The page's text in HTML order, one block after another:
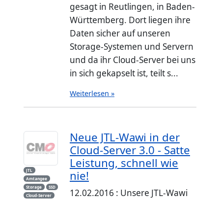
gesagt in Reutlingen, in Baden-
Württemberg. Dort liegen ihre
Daten sicher auf unseren
Storage-Systemen und Servern
und da ihr Cloud-Server bei uns
in sich gekapselt ist, teilt s...
Weiterlesen »
JTL
Amtangee
Storage
SSD
Cloud-Server
Neue JTL-Wawi in der
Cloud-Server 3.0 - Satte
Leistung, schnell wie
nie!
12.02.2016 : Unsere JTL-Wawi